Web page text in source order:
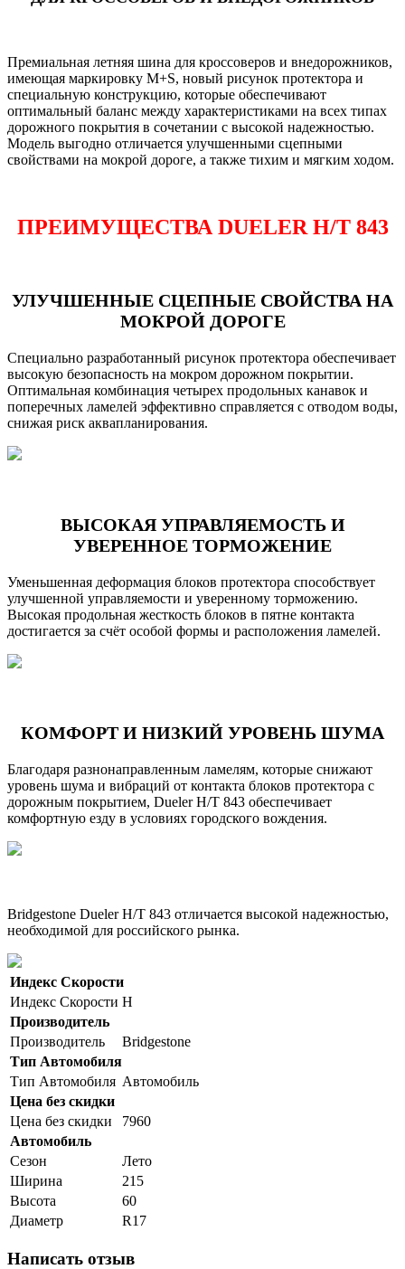
Премиальная летняя шина для кроссоверов и внедорожников,
имеющая маркировку M+S, новый рисунок протектора и
специальную конструкцию, которые обеспечивают
оптимальный баланс между характеристиками на всех типах
дорожного покрытия в сочетании с высокой надежностью.
Модель выгодно отличается улучшенными сцепными
свойствами на мокрой дороге, а также тихим и мягким ходом.
ПРЕИМУЩЕСТВА DUELER H/T 843
УЛУЧШЕННЫЕ СЦЕПНЫЕ СВОЙСТВА НА
МОКРОЙ ДОРОГЕ
Специально разработанный рисунок протектора обеспечивает
высокую безопасность на мокром дорожном покрытии.
Оптимальная комбинация четырех продольных канавок и
поперечных ламелей эффективно справляется с отводом воды,
снижая риск аквапланирования.
ВЫСОКАЯ УПРАВЛЯЕМОСТЬ И
УВЕРЕННОЕ ТОРМОЖЕНИЕ
Уменьшенная деформация блоков протектора способствует
улучшенной управляемости и уверенному торможению.
Высокая продольная жесткость блоков в пятне контакта
достигается за счёт особой формы и расположения ламелей.
КОМФОРТ И НИЗКИЙ УРОВЕНЬ ШУМА
Благодаря разнонаправленным ламелям, которые снижают
уровень шума и вибраций от контакта блоков протектора с
дорожным покрытием, Dueler H/T 843 обеспечивает
комфортную езду в условиях городского вождения.
Bridgestone Dueler H/T 843 отличается высокой надежностью,
необходимой для российского рынка.
Индекс Скорости
Индекс Скорости H
Производитель
Производитель
Bridgestone
Тип Автомобиля
Тип Автомобиля Автомобиль
Цена без скидки
Цена без скидки
7960
Автомобиль
Сезон
Лето
Ширина
215
Высота
60
Диаметр
R17
Написать отзыв